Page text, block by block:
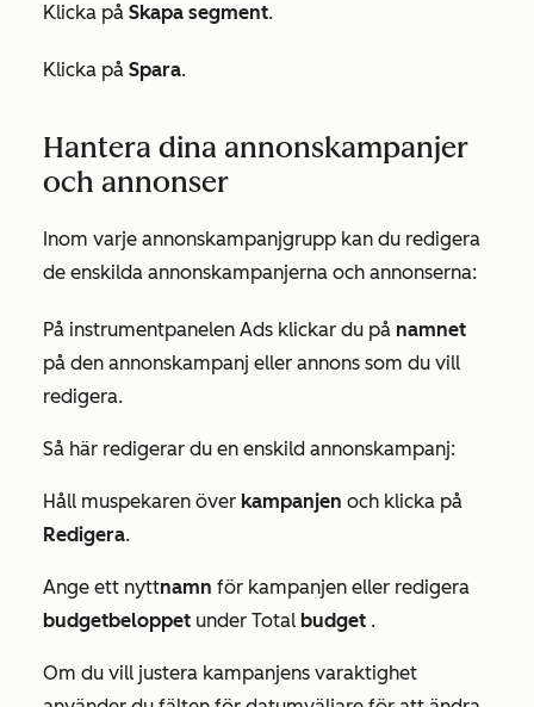
Klicka på Skapa segment.
Klicka på Spara.
Hantera dina annonskampanjer
och annonser
Inom varje annonskampanjgrupp kan du redigera
de enskilda annonskampanjerna och annonserna:
På instrumentpanelen Ads klickar du på namnet
på den annonskampanj eller annons som du vill
redigera.
Så här redigerar du en enskild annonskampanj:
Håll muspekaren över kampanjen och klicka på
Redigera.
Ange ett nyttnamn för kampanjen eller redigera
budgetbeloppet under Total budget .
Om du vill justera kampanjens varaktighet